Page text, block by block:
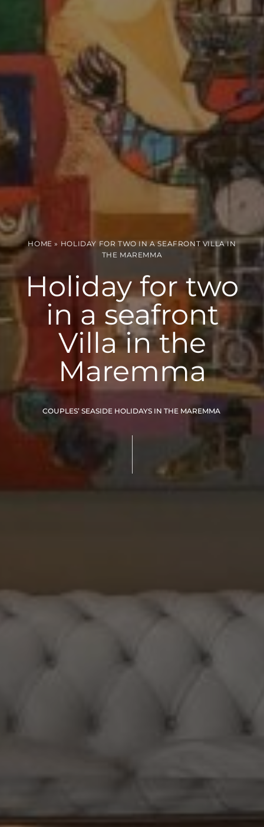
HOME » HOLIDAY FOR TWO IN A SEAFRONT VILLA IN
THE MAREMMA
Holiday for two
in a seafront
Villa in the
Maremma
COUPLES’ SEASIDE HOLIDAYS IN THE MAREMMA